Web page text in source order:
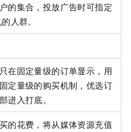
的集合，投放广告时可指定
人群。
在固定量级的订单显示，用
定量级的购买机制，优选订
进入打底。
的花费，将从媒体资源充值